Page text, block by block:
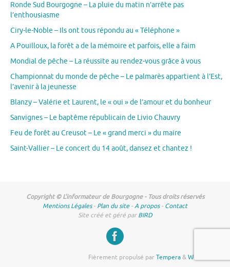
Ronde Sud Bourgogne – La pluie du matin n’arrête pas
l’enthousiasme
Ciry-le-Noble – Ils ont tous répondu au « Téléphone »
A Pouilloux, la forêt a de la mémoire et parfois, elle a faim
Mondial de pêche – La réussite au rendez-vous grâce à vous
Championnat du monde de pêche – Le palmarès appartient à l’Est,
l’avenir à la jeunesse
Blanzy – Valérie et Laurent, le « oui » de l’amour et du bonheur
Sanvignes – Le baptême républicain de Livio Chauvry
Feu de forêt au Creusot – Le « grand merci » du maire
Saint-Vallier – Le concert du 14 août, dansez et chantez !
Copyright © L'informateur de Bourgogne - Tous droits réservés
Mentions Légales- Plan du site -A propos- Contact
Site créé et géré parBIRD
Fièrement propulsé parTempera&WordPress.